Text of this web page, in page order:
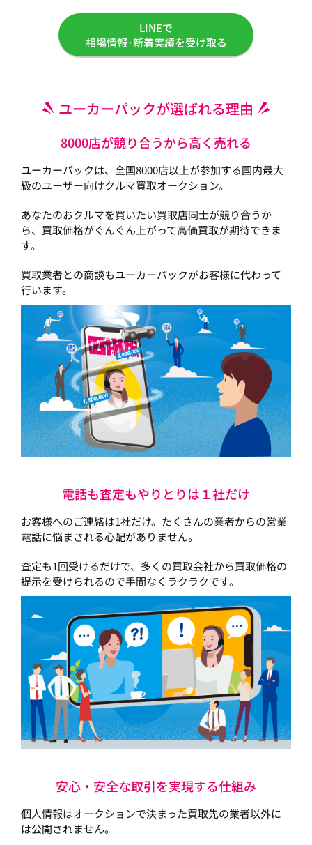
LINEで
相場情報･新着実績を受け取る
ユーカーパックが選ばれる理由
8000店が競り合うから高く売れる
ユーカーパックは、全国8000店以上が参加する国内最大
級のユーザー向けクルマ買取オークション。
あなたのおクルマを買いたい買取店同士が競り合うか
ら、買取価格がぐんぐん上がって高価買取が期待できま
す。
買取業者との商談もユーカーパックがお客様に代わって
行います。
電話も査定もやりとりは１社だけ
お客様へのご連絡は1社だけ。たくさんの業者からの営業
電話に悩まされる心配がありません。
査定も1回受けるだけで、多くの買取会社から買取価格の
提示を受けられるので手間なくラクラクです。
安心・安全な取引を実現する仕組み
個人情報はオークションで決まった買取先の業者以外に
は公開されません。